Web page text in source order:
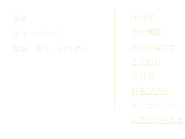
茶葉
ティーバッグ
抹茶 粉末 パウダー
HOME
会社概要
お問い合わせ
こだわり
​ブログ
お茶ツアー
オンラインショ
お茶ができるま